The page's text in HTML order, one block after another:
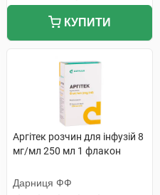
КУПИТИ
Аргітек розчин для інфузій 8
мг/мл 250 мл 1 флакон
Дарниця ФФ